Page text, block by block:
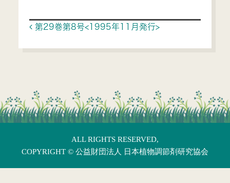
Post navigation
第29巻第8号<1995年11月発行>
ALL RIGHTS RESERVED,
COPYRIGHT © 公益財団法人 日本植物調節剤研究協会